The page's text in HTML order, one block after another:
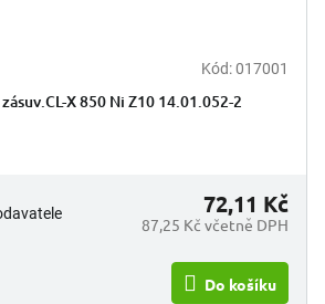
Kód:017001
X 850 Ni Z10 14.01.052-2
87,25 Kč včetně DPH
72,11 Kč
Do košíku